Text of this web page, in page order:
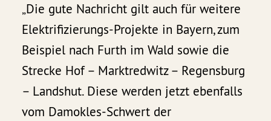
„Die gute Nachricht gilt auch für weitere
Elektrifizierungs-Projekte in Bayern, zum
Beispiel nach Furth im Wald sowie die
Strecke Hof – Marktredwitz – Regensburg
– Landshut. Diese werden jetzt ebenfalls
vom Damokles-Schwert der